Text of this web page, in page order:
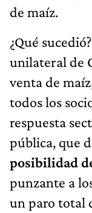
de maíz.
¿Qué
unilateral de
venta de
todos los
respuesta
pública, que
posibilidad
punzante a
un paro total